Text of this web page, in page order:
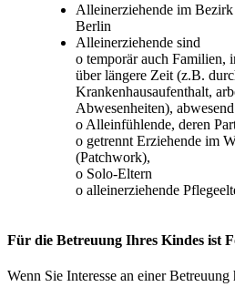
Alleinerziehende im
Berlin
Alleinerziehende sind
o temporär auch Familien,
über längere Zeit (z.B.
Krankenhausaufenthalt,
Abwesenheiten),
o Alleinfühlende, deren
o getrennt Erziehende im
(Patchwork),
o Solo-Eltern
o alleinerziehende
Für die Betreuung Ihres Kindes ist
Wenn Sie Interesse an einer